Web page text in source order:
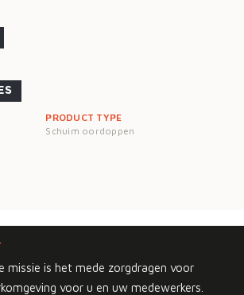
PRODUCT TYPE
Schuim oordoppen
missie is het mede zorgdragen voor
voor u en uw medewerkers.